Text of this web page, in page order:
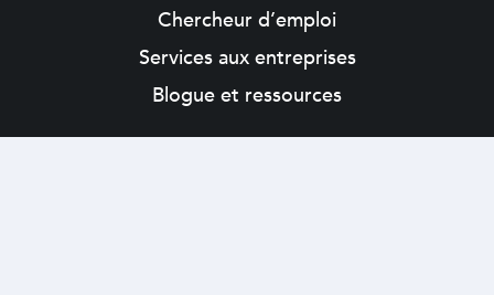
Chercheur d’emploi
Services aux entreprises
Blogue et ressources